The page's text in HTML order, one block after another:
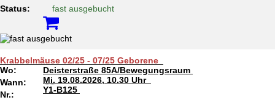
Status:
fast ausgebucht
Krabbelmäuse 02/25 - 07/25 Geborene
Wo:
Deisterstraße 85A/Bewegungsraum
Wann:
Mi. 19.08.2026, 10.30 Uhr
Nr.:
Y1-B125